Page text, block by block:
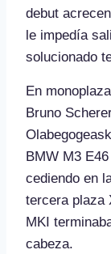
debut
le impedía
solucionado
En
Bruno
BMW M3
cediendo en
tercera plaza
MKI
cabeza.